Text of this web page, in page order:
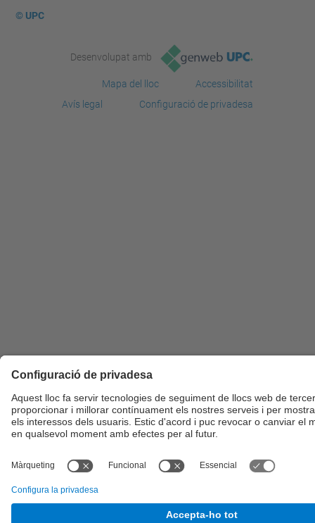
© UPC
Desenvolupat amb
Mapa del lloc
Accessibilitat
Avís legal
Configuració de privadesa